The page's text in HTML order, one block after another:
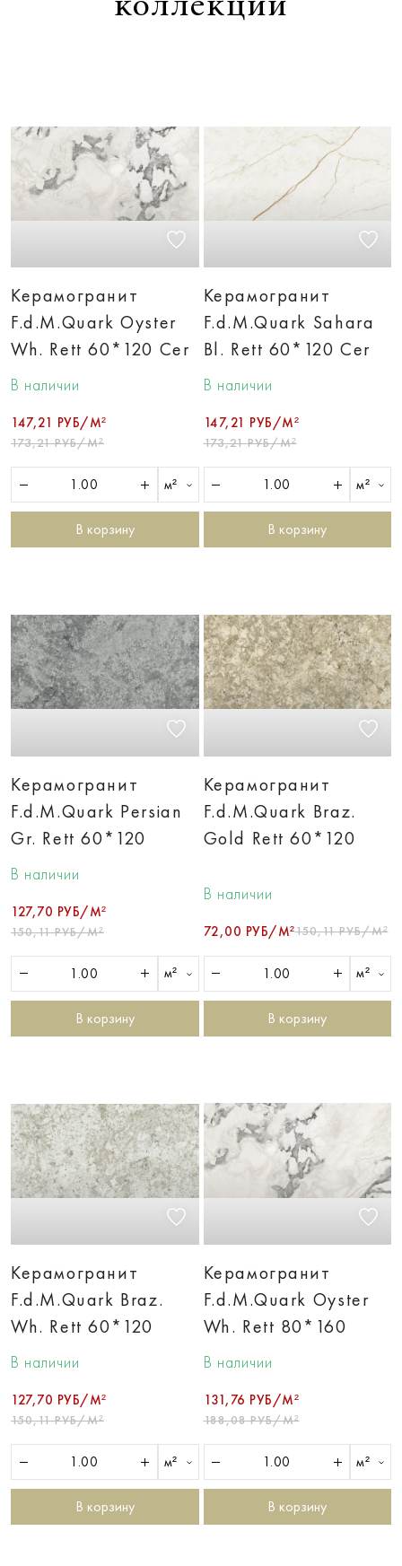
Керамогранит
F.d.M.Quark Oyster
Wh. Rett 60*120 Cer
В наличии
147,21 РУБ/М²
173,21 РУБ/М²
м²
В корзину
Керамогранит
F.d.M.Quark Sahara
Bl. Rett 60*120 Cer
В наличии
147,21 РУБ/М²
173,21 РУБ/М²
м²
В корзину
Керамогранит
F.d.M.Quark Persian
Gr. Rett 60*120
В наличии
127,70 РУБ/М²
150,11 РУБ/М²
м²
В корзину
Керамогранит
F.d.M.Quark Braz.
Gold Rett 60*120
В наличии
72,00 РУБ/М²150,11 РУБ/М²
м²
В корзину
Керамогранит
F.d.M.Quark Braz.
Wh. Rett 60*120
В наличии
127,70 РУБ/М²
150,11 РУБ/М²
м²
В корзину
Керамогранит
F.d.M.Quark Oyster
Wh. Rett 80*160
В наличии
131,76 РУБ/М²
188,08 РУБ/М²
м²
В корзину